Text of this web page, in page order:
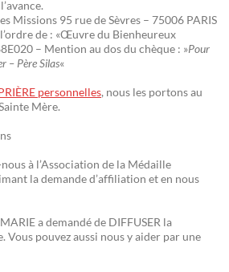
Missions 95 rue de Sèvres – 75006 PARIS
de : «Œuvre du Bienheureux
– Mention au dos du chèque : »Pour
– Père Silas«
personnelles, nous les portons au
Mère.
à l’Association de la Médaille
la demande d’affiliation et en nous
a demandé de DIFFUSER la
Vous pouvez aussi nous y aider par une